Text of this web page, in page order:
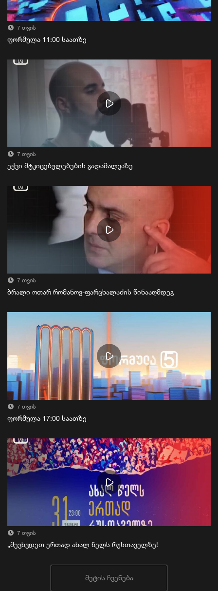
7 თვის
ფორმულა 11:00 საათზე
7 თვის
ეჭვი მტკიცებულებების გადამალვაზე
7 თვის
ბრალი ოთარ რომანოვ-ფარცხალაძის წინააღმდეგ
7 თვის
ფორმულა 17:00 საათზე
7 თვის
„შევხვდეთ ერთად ახალ წელს რუსთაველზე!
მეტის ჩვენება